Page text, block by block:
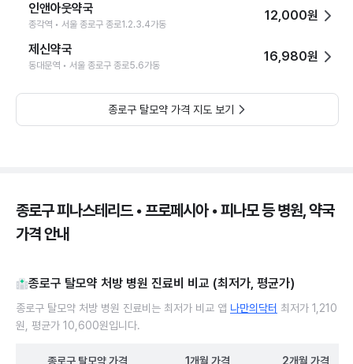
인앤아웃약국
종각역 • 서울 종로구 종로1.2.3.4가동
12,000원
제신약국
동대문역 • 서울 종로구 종로5.6가동
16,980원
종로구 탈모약 가격 지도 보기
종로구 피나스테리드 • 프로페시아 • 피나모 등 병원, 약국
가격 안내
종로구 탈모약 처방 병원 진료비 비교 (최저가, 평균가)
종로구 탈모약 처방 병원 진료비는 최저가 비교 앱 나만의닥터 최저가 1,210
원, 평균가 10,600원입니다.
종로구 탈모약가격 1개월 가격 2개월 가격